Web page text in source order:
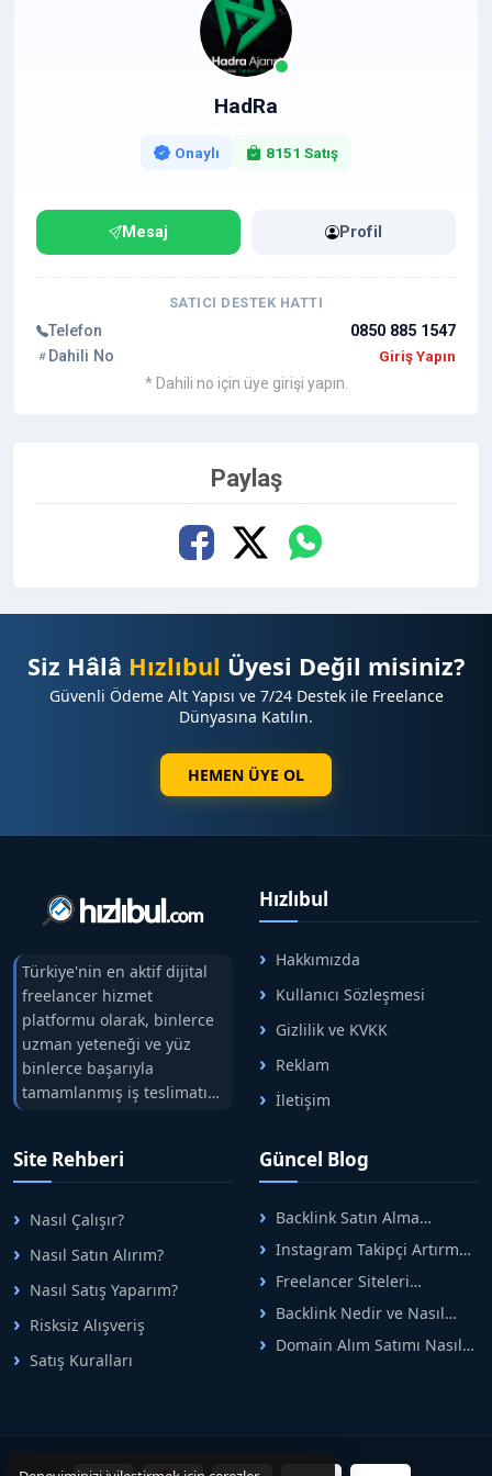
https://www.hizlibul.com/profil/hadra/satislar/#satis
HadRa
Onaylı 8151 Satış
Mesaj Profil
SATICI DESTEK HATTI
Telefon
0850 885 1547
Dahili No
Giriş Yapın
* Dahili no için üye girişi yapın.
Paylaş
Siz Hâlâ Hızlıbul Üyesi Değil misiniz?
Güvenli Ödeme Alt Yapısı ve 7/24 Destek ile Freelance
Dünyasına Katılın.
HEMEN ÜYE OL
Türkiye'nin en aktif dijital
freelancer hizmet
platformu olarak, binlerce
uzman yeteneği ve yüz
binlerce başarıyla
tamamlanmış iş teslimatını
tek çatıda buluşturuyoruz.
arasındaki süreci risksiz
alışveriş sistemi ile koruyan
ticaretin güvenli
adreslerinden birisidir.
Hızlıbul
Hakkımızda
Kullanıcı Sözleşmesi
Gizlilik ve KVKK
Reklam
İletişim
Site Rehberi
Nasıl Çalışır?
Nasıl Satın Alırım?
Nasıl Satış Yaparım?
Risksiz Alışveriş
Satış Kuralları
Güncel Blog
Backlink Satın Alma
Rehberi: Güvenli SEO İçin
Doğru Adımlar
Instagram Takipçi Artırma
Yöntemleri: Organik Büyüme
Rehberi
Freelancer Siteleri
Arasında Doğru Seçim Nasıl
Yapılır
Backlink Nedir ve Nasıl
Alınır? Etkili Yöntemler
Domain Alım Satımı Nasıl